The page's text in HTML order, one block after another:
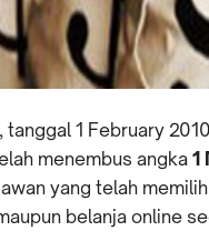
tanggal 1 February
menembus angka 1
yang telah
belanja online